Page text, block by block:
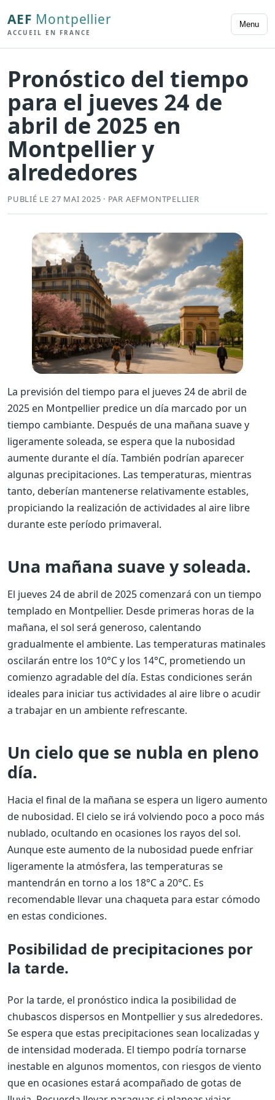
AEF Montpellier
ACCUEIL EN FRANCE
Menu
Pronóstico del tiempo
para el jueves 24 de
abril de 2025 en
Montpellier y
alrededores
PUBLIÉ LE 27 MAI 2025 · PAR AEFMONTPELLIER
La previsión del tiempo para el jueves 24 de abril de
2025 en Montpellier predice un día marcado por un
tiempo cambiante. Después de una mañana suave y
ligeramente soleada, se espera que la nubosidad
aumente durante el día. También podrían aparecer
algunas precipitaciones. Las temperaturas, mientras
tanto, deberían mantenerse relativamente estables,
propiciando la realización de actividades al aire libre
durante este período primaveral.
Una mañana suave y soleada.
El jueves 24 de abril de 2025 comenzará con un tiempo
templado en Montpellier. Desde primeras horas de la
mañana, el sol será generoso, calentando
gradualmente el ambiente. Las temperaturas matinales
oscilarán entre los 10°C y los 14°C, prometiendo un
comienzo agradable del día. Estas condiciones serán
ideales para iniciar tus actividades al aire libre o acudir
a trabajar en un ambiente refrescante.
Un cielo que se nubla en pleno
día.
Hacia el final de la mañana se espera un ligero aumento
de nubosidad. El cielo se irá volviendo poco a poco más
nublado, ocultando en ocasiones los rayos del sol.
Aunque este aumento de la nubosidad puede enfriar
ligeramente la atmósfera, las temperaturas se
mantendrán en torno a los 18°C ​​a 20°C. Es
recomendable llevar una chaqueta para estar cómodo
en estas condiciones.
Posibilidad de precipitaciones por
la tarde.
Por la tarde, el pronóstico indica la posibilidad de
chubascos dispersos en Montpellier y sus alrededores.
Se espera que estas precipitaciones sean localizadas y
de intensidad moderada. El tiempo podría tornarse
inestable en algunos momentos, con riesgos de viento
que en ocasiones estará acompañado de gotas de